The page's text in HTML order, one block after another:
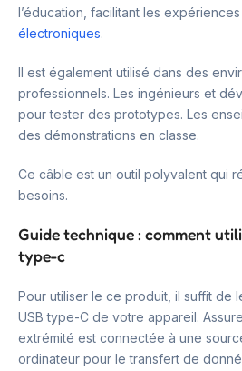
l’éducation, facilitant les
électroniques.
Il est également utilisé dans des
professionnels. Les ingénieurs et
pour tester des prototypes. Les
des démonstrations en classe.
Ce câble est un outil polyvalent qui
besoins.
Guide technique : comment
type-c
Pour utiliser le ce produit, il suffit de
USB type-C de votre appareil.
extrémité est connectée à une
ordinateur pour le transfert de